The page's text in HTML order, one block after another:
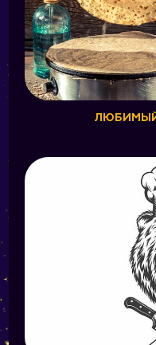
ЛЮБИМЫЙ